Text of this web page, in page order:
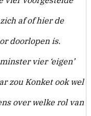
af of hier de
doorlopen is.
vier ‘eigen’
zou Konket ook wel
over welke rol van